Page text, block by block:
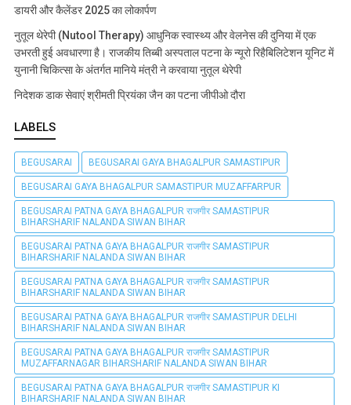
डायरी और कैलेंडर 2025 का लोकार्पण
नुतूल थेरेपी (Nutool Therapy) आधुनिक स्वास्थ्य और वेलनेस की दुनिया में एक
उभरती हुई अवधारणा है। राजकीय तिब्बी अस्पताल पटना के न्यूरो रिहैबिलिटेशन यूनिट में
युनानी चिकित्सा के अंतर्गत मानिये मंत्री ने करवाया नुतूल थेरेपी
निदेशक डाक सेवाएं श्रीमती प्रियंका जैन का पटना जीपीओ दौरा
LABELS
BEGUSARAI BEGUSARAI GAYA BHAGALPUR SAMASTIPUR
BEGUSARAI GAYA BHAGALPUR SAMASTIPUR MUZAFFARPUR
BEGUSARAI PATNA GAYA BHAGALPUR राजगीर SAMASTIPUR
BIHARSHARIF NALANDA SIWAN BIHAR
BEGUSARAI PATNA GAYA BHAGALPUR राजगीर SAMASTIPUR
BIHARSHARIF NALANDA SIWAN BIHAR
BEGUSARAI PATNA GAYA BHAGALPUR राजगीर SAMASTIPUR
BIHARSHARIF NALANDA SIWAN BIHAR
BEGUSARAI PATNA GAYA BHAGALPUR राजगीर SAMASTIPUR DELHI
BIHARSHARIF NALANDA SIWAN BIHAR
BEGUSARAI PATNA GAYA BHAGALPUR राजगीर SAMASTIPUR
MUZAFFARNAGAR BIHARSHARIF NALANDA SIWAN BIHAR
BEGUSARAI PATNA GAYA BHAGALPUR राजगीर SAMASTIPUR KI
BIHARSHARIF NALANDA SIWAN BIHAR